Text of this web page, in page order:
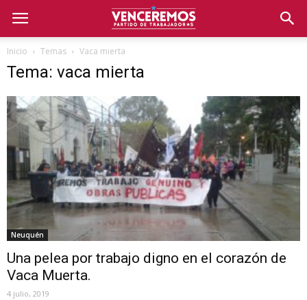
Inicio Temas Vaca mierta
Tema: vaca mierta
Neuquén
Una pelea por trabajo digno en el corazón de
Vaca Muerta.
4 julio, 2019